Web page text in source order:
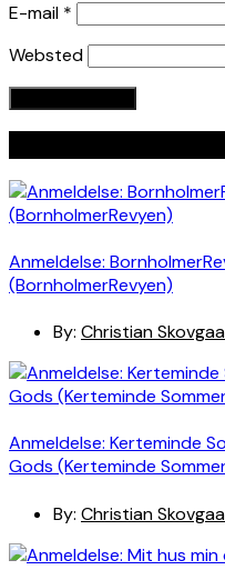
E-mail *
Websted
Anmeldelse:
(BornholmerRevyen)
By: Christian
Anmeldelse: Kerteminde
Gods (Kerteminde
By: Christian